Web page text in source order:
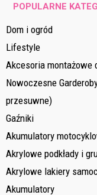
POPULARNE
Dom i ogród
Lifestyle
Akcesoria montażowe
Nowoczesne
przesuwne)
Gaźniki
Akumulatory
Akrylowe podkłady i
Akrylowe lakiery
Akumulatory